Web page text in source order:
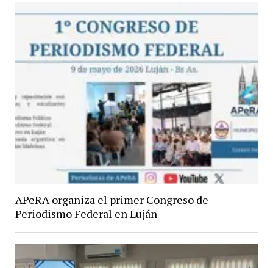
APeRA organiza el primer Congreso de
Periodismo Federal en Luján